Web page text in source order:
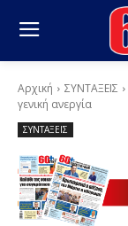
Αρχική ΣΥΝΤΑΞΕΙΣ
γενική ανεργία
ΣΥΝΤΑΞΕΙΣ